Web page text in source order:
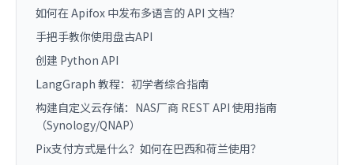
如何在 Apifox 中发布多语言的 API 文档？
手把手教你使用盘古API
创建 Python API
LangGraph 教程：初学者综合指南
构建自定义云存储：NAS厂商 REST API 使用指南
（Synology/QNAP）
Pix支付方式是什么？如何在巴西和荷兰使用？